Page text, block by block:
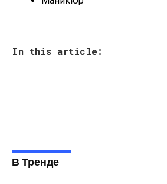
In this article:
В Тренде